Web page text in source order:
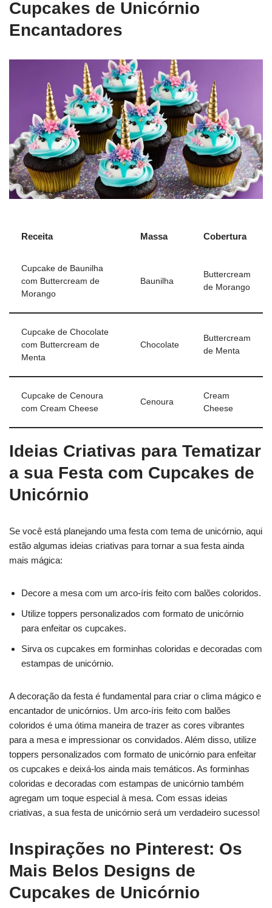
Cupcakes de Unicórnio
Encantadores
Receita Massa Cobertura
Cupcake de Baunilha
com Buttercream de
Morango
Baunilha
Buttercream
de Morango
Cupcake de Chocolate
com Buttercream de
Menta
Chocolate
Buttercream
de Menta
Cupcake de Cenoura
com Cream Cheese
Cenoura
Cream
Cheese
Ideias Criativas para Tematizar
a sua Festa com Cupcakes de
Unicórnio
Se você está planejando uma festa com tema de unicórnio, aqui
estão algumas ideias criativas para tornar a sua festa ainda
mais mágica:
Decore a mesa com um arco-íris feito com balões coloridos.
Utilize toppers personalizados com formato de unicórnio
para enfeitar os cupcakes.
Sirva os cupcakes em forminhas coloridas e decoradas com
estampas de unicórnio.
A decoração da festa é fundamental para criar o clima mágico e
encantador de unicórnios. Um arco-íris feito com balões
coloridos é uma ótima maneira de trazer as cores vibrantes
para a mesa e impressionar os convidados. Além disso, utilize
toppers personalizados com formato de unicórnio para enfeitar
os cupcakes e deixá-los ainda mais temáticos. As forminhas
coloridas e decoradas com estampas de unicórnio também
agregam um toque especial à mesa. Com essas ideias
criativas, a sua festa de unicórnio será um verdadeiro sucesso!
Inspirações no Pinterest: Os
Mais Belos Designs de
Cupcakes de Unicórnio